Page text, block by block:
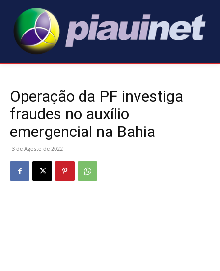
Operação da PF investiga
fraudes no auxílio
emergencial na Bahia
3 de Agosto de 2022